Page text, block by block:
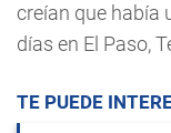
creían que había
días en El Paso,
TE PUEDE